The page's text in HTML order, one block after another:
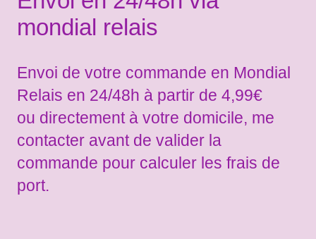
mondial relais
Envoi de votre commande en Mondial
Relais en 24/48h à partir de 4,99€
ou directement à votre domicile, me
contacter avant de valider la
commande pour calculer les frais de
port.